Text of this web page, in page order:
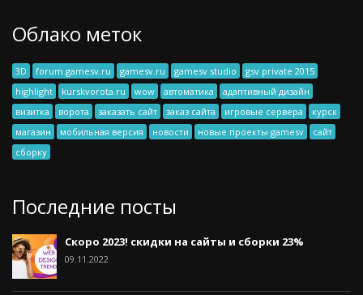
Облако меток
3D forum.gamesv.ru gamesv.ru gamesv studio
gsv private 2015
highlight
kurskvorota.ru wow автоматика
адаптивный дизайн
визитка
ворота заказать сайт заказ сайта игровые сервера
курск
магазин
мобильная версия новости новые проекты gamesv
сайт
сборку
Последние посты
Скоро 2023! скидки на сайты и сборки 23%
09.11.2022